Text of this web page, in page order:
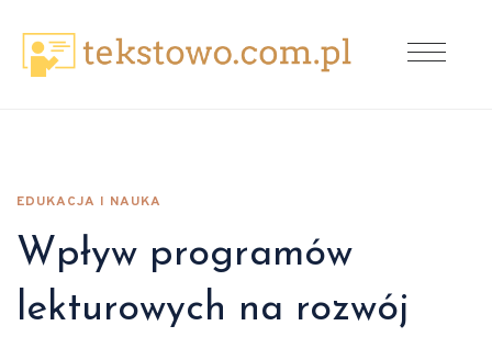
EDUKACJA I NAUKA
Wpływ programów
lekturowych na rozwój